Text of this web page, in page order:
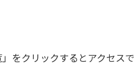
をクリックするとアクセスで